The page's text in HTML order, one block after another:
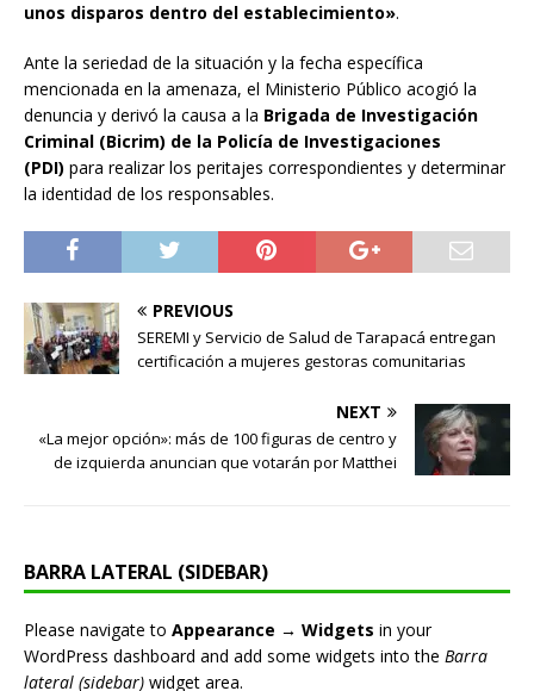
unos disparos dentro del establecimiento».
Ante la seriedad de la situación y la fecha específica
mencionada en la amenaza, el Ministerio Público acogió la
denuncia y derivó la causa a la Brigada de Investigación
Criminal (Bicrim) de la Policía de Investigaciones
(PDI) para realizar los peritajes correspondientes y determinar
la identidad de los responsables.
PREVIOUS
SEREMI y Servicio de Salud de Tarapacá entregan
certificación a mujeres gestoras comunitarias
NEXT
«La mejor opción»: más de 100 figuras de centro y
de izquierda anuncian que votarán por Matthei
BARRA LATERAL (SIDEBAR)
Please navigate to Appearance → Widgets in your
WordPress dashboard and add some widgets into the Barra
lateral (sidebar) widget area.